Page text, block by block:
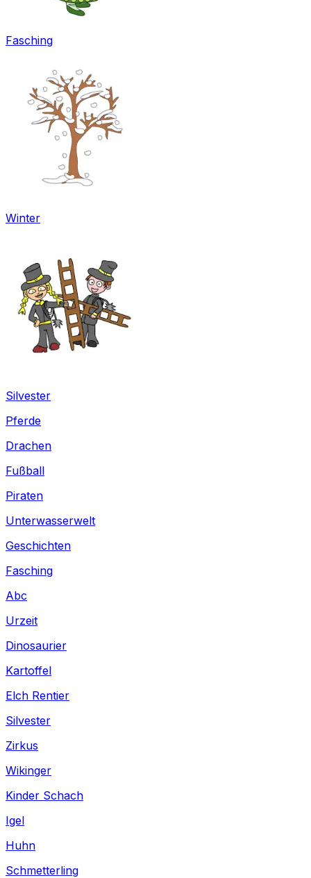
Fasching
Winter
Silvester
Pferde
Drachen
Fußball
Piraten
Unterwasserwelt
Geschichten
Fasching
Abc
Urzeit
Dinosaurier
Kartoffel
Elch Rentier
Silvester
Zirkus
Wikinger
Kinder Schach
Igel
Huhn
Schmetterling